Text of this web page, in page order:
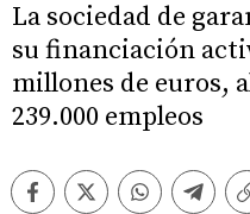
La sociedad de
su financiación
millones de euros,
239.000 empleos
FacebookTwitterWhatsapp